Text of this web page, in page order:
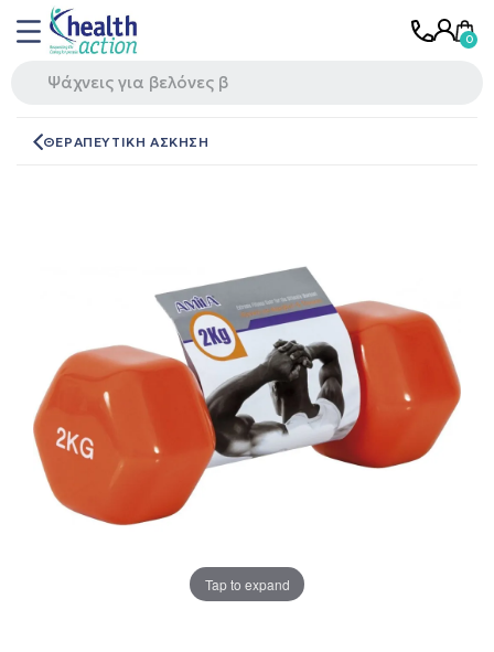
ΘΕΡΑΠΕΥΤΙΚΗ ΑΣΚΗΣΗ
Tap to expand